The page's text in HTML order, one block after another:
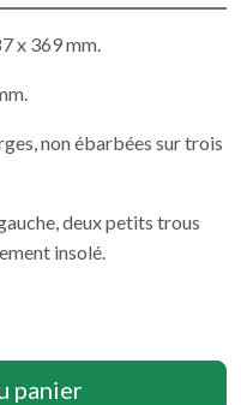
x 369 mm.
non ébarbées sur trois
deux petits trous
insolé.
panier